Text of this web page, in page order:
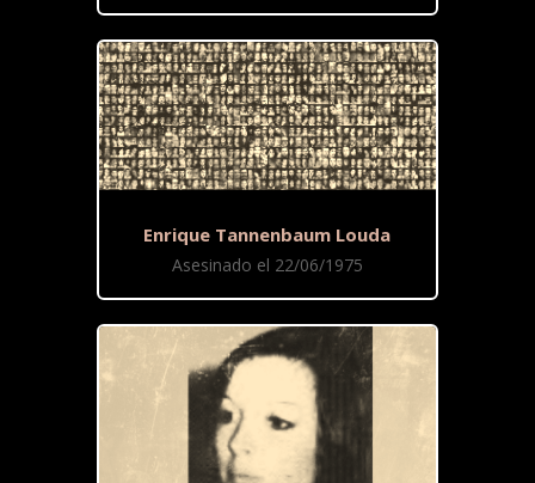
Enrique Tannenbaum Louda
Asesinado el 22/06/1975